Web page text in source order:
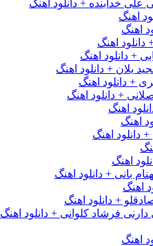
علی خدابنده + دانلود اهنگ
اهنگ
اهنگ
اهنگ
+ دانلود اهنگ
یلان + دانلود اهنگ
+ دانلود اهنگ
+ دانلود اهنگ
اهنگ
اهنگ
دانلود اهنگ
اهنگ
بانی + دانلود اهنگ
اهنگ
+ دانلود اهنگ
فرشاد کلوانی + دانلود اهنگ
اهنگ